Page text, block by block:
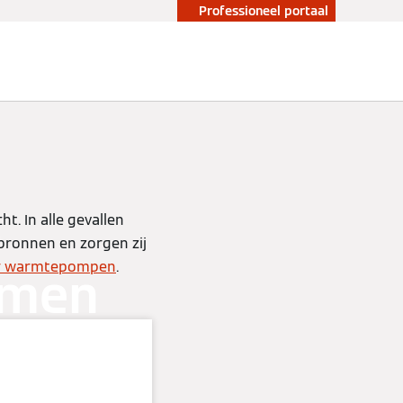
Professioneel portaal
In alle gevallen
en zorgen zij
warmtepompen.